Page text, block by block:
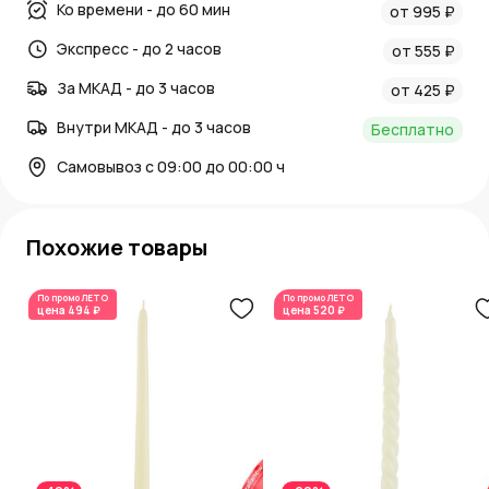
Ко времени - до 60 мин
от 995 ₽
Экспресс - до 2 часов
от 555 ₽
За МКАД - до 3 часов
от 425 ₽
Внутри МКАД - до 3 часов
Бесплатно
Самовывоз с 09:00 до 00:00 ч
Похожие товары
По промоЛЕТО
цена 494 ₽
По промоЛЕТО
цена 520 ₽